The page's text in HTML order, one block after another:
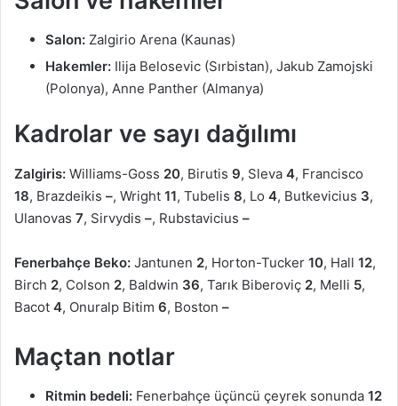
Salon: Zalgirio Arena (Kaunas)
Hakemler: Ilija Belosevic (Sırbistan), Jakub Zamojski
(Polonya), Anne Panther (Almanya)
Kadrolar ve sayı dağılımı
Zalgiris: Williams-Goss 20, Birutis 9, Sleva 4, Francisco
18, Brazdeikis –, Wright 11, Tubelis 8, Lo 4, Butkevicius 3,
Ulanovas 7, Sirvydis –, Rubstavicius –
Fenerbahçe Beko: Jantunen 2, Horton-Tucker 10, Hall 12,
Birch 2, Colson 2, Baldwin 36, Tarık Biberoviç 2, Melli 5,
Bacot 4, Onuralp Bitim 6, Boston –
Maçtan notlar
Ritmin bedeli: Fenerbahçe üçüncü çeyrek sonunda 12